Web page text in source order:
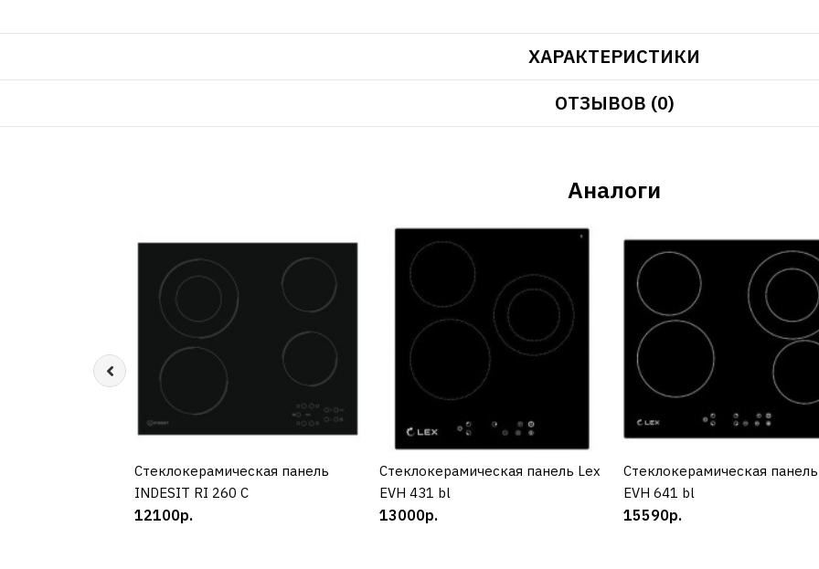
ХАРАКТЕРИСТИКИ
ОТЗЫВОВ (0)
Аналоги
КУПИТЬ
Cтеклокерамическая панель
INDESIT RI 260 C
12100р.
КУПИТЬ
Cтеклокерамическая панель Lex
EVH 431 bl
13000р.
КУПИТЬ
Cтеклокерамическая панель
EVH 641 bl
15590р.